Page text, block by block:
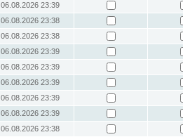
06.08.2026 23:39
06.08.2026 23:38
06.08.2026 23:38
06.08.2026 23:39
06.08.2026 23:39
06.08.2026 23:39
06.08.2026 23:39
06.08.2026 23:39
06.08.2026 23:38